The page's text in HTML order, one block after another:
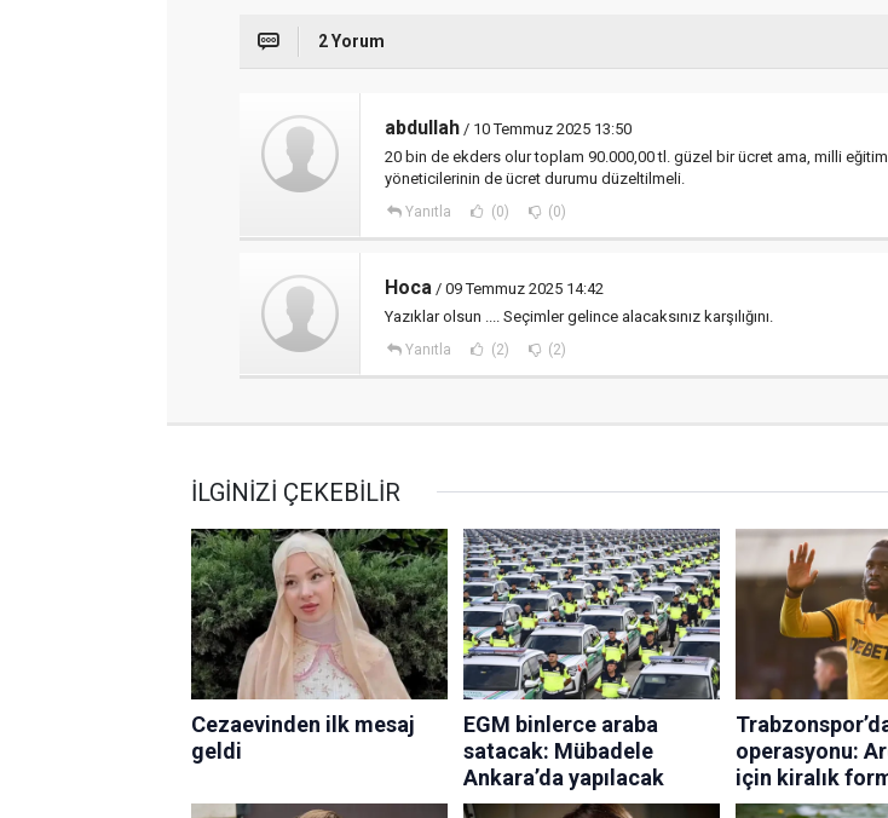
2 Yorum
abdullah / 10 Temmuz 2025 13:50
20 bin de ekders olur toplam 90.000,00 tl. güzel bir ücret ama, milli eğitim
yöneticilerinin de ücret durumu düzeltilmeli.
Yanıtla (0) (0)
Hoca / 09 Temmuz 2025 14:42
Yazıklar olsun .... Seçimler gelince alacaksınız karşılığını.
Yanıtla (2) (2)